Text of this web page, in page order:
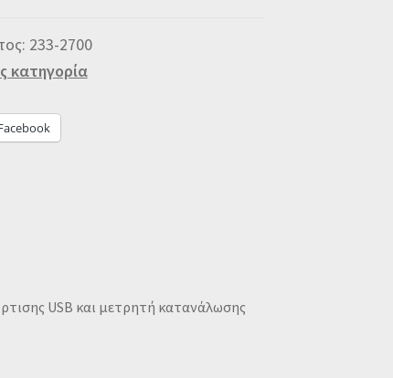
233-2700
κατηγορία
USB και μετρητή κατανάλωσης